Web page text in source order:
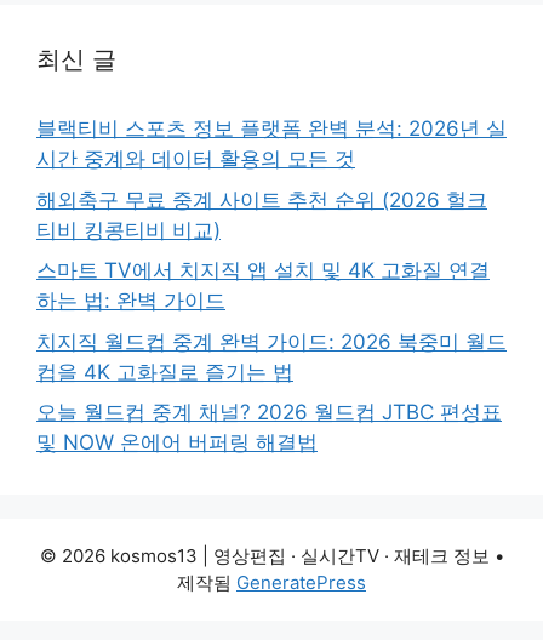
최신 글
블랙티비 스포츠 정보 플랫폼 완벽 분석: 2026년 실
시간 중계와 데이터 활용의 모든 것
해외축구 무료 중계 사이트 추천 순위 (2026 헐크
티비 킹콩티비 비교)
스마트 TV에서 치지직 앱 설치 및 4K 고화질 연결
하는 법: 완벽 가이드
치지직 월드컵 중계 완벽 가이드: 2026 북중미 월드
컵을 4K 고화질로 즐기는 법
오늘 월드컵 중계 채널? 2026 월드컵 JTBC 편성표
및 NOW 온에어 버퍼링 해결법
© 2026 kosmos13 | 영상편집 · 실시간TV · 재테크 정보 •
제작됨 GeneratePress